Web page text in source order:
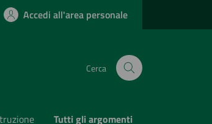
Accedi all'area personale
Cerca
Tutti gli argomenti